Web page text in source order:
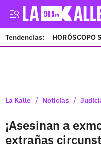
Tendencias: HORÓSCOPO
La Kalle / Noticias /
¡Asesinan a
extrañas